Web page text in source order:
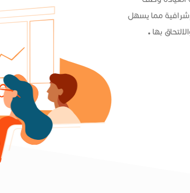
مما يسهل
بها .